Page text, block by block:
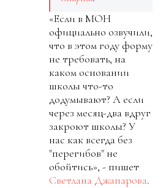
«Если в МОН
официально озвучили,
что в этом году форму
не требовать, на
каком основании
школы что-то
додумывают? А если
через месяц-два вдруг
закроют школы? У
нас как всегда без
"перегибов" не
обойтись», - пишет
Светлана Джапарова.